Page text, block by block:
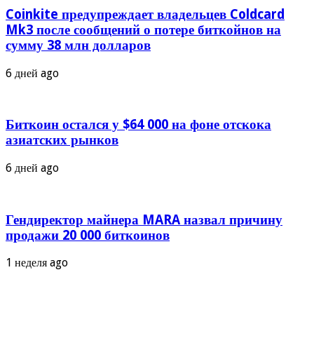
Coinkite предупреждает владельцев Coldcard
Mk3 после сообщений о потере биткойнов на
сумму 38 млн долларов
6 дней ago
Биткоин остался у $64 000 на фоне отскока
азиатских рынков
6 дней ago
Гендиректор майнера MARA назвал причину
продажи 20 000 биткоинов
1 неделя ago